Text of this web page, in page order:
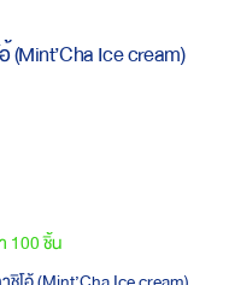
(Mint’Cha Ice cream)
100 ชิ้น